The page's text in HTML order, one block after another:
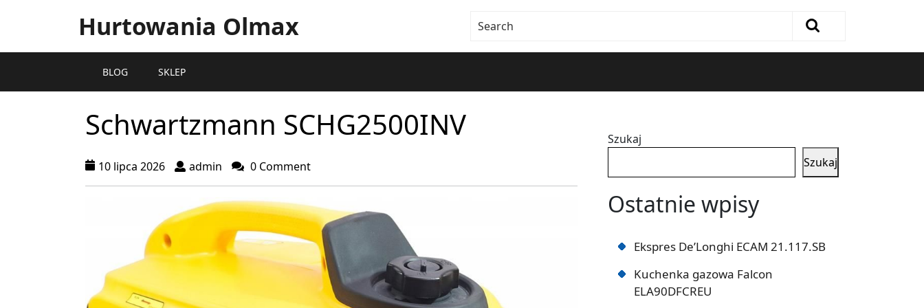
Hurtowania Olmax
BLOG SKLEP
Schwartzmann SCHG2500INV
10 lipca 2026 admin 0 Comment
Szukaj
Szukaj
Ostatnie wpisy
Ekspres De’Longhi ECAM 21.117.SB
Kuchenka gazowa Falcon
ELA90DFCREU